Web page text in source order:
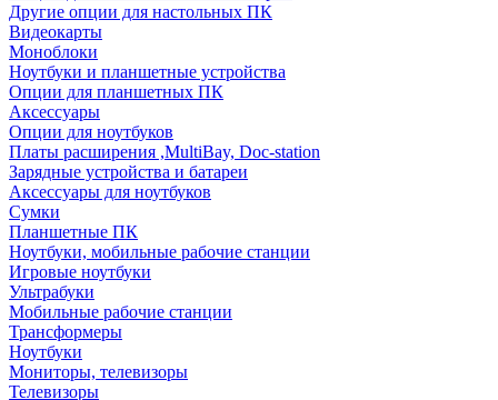
Другие опции для настольных ПК
Видеокарты
Моноблоки
Ноутбуки и планшетные устройства
Опции для планшетных ПК
Аксессуары
Опции для ноутбуков
Платы расширения ,MultiBay, Doc-station
Зарядные устройства и батареи
Аксессуары для ноутбуков
Сумки
Планшетные ПК
Ноутбуки, мобильные рабочие станции
Игровые ноутбуки
Ультрабуки
Мобильные рабочие станции
Трансформеры
Ноутбуки
Мониторы, телевизоры
Телевизоры